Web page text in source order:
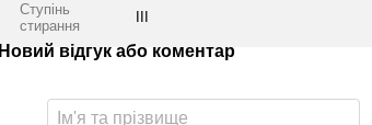
Ступінь
стирання
Новий відгук або коментар